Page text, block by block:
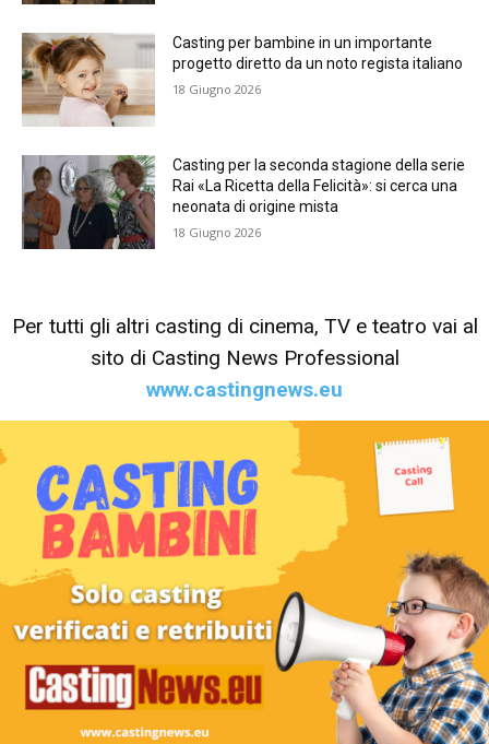
Casting per bambine in un importante
progetto diretto da un noto regista italiano
18 Giugno 2026
Casting per la seconda stagione della serie
Rai «La Ricetta della Felicità»: si cerca una
neonata di origine mista
18 Giugno 2026
Per tutti gli altri casting di cinema, TV e teatro vai al
sito di Casting News Professional
www.castingnews.eu